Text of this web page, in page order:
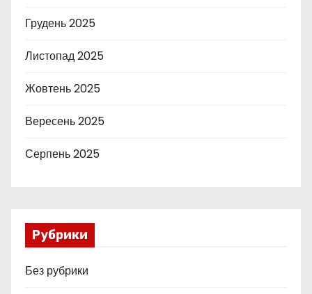
Грудень 2025
Листопад 2025
Жовтень 2025
Вересень 2025
Серпень 2025
Рубрики
Без рубрики